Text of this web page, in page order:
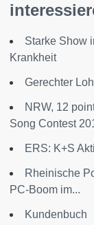
Starke Show
Krankheit
Gerechter
NRW, 12
Song Contest
ERS: K+S
Rheinische
PC-Boom im...
Kundenbuch